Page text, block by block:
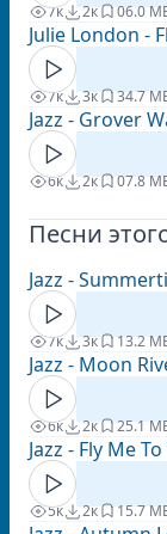
7к 2к 06.0
Julie London -
7к 3к 34.7
Jazz - Grover
6к 2к 07.8
Песни
Jazz -
7к 3к 13.2
Jazz - Moon
6к 2к 25.1
Jazz - Fly Me
5к 2к 15.7